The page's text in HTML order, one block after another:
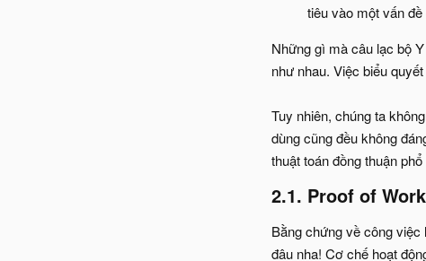
tiêu vào một vấn
Những gì mà câu lạc bộ
như nhau. Việc biểu
Tuy nhiên, chúng ta
dùng cũng đều không
thuật toán đồng thuận
2.1. Proof of
Bằng chứng về công
đâu nha! Cơ chế hoạt